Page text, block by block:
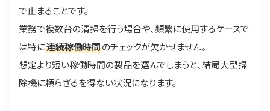
で止まることです。
業務で複数台の清掃を行う場合や、頻繁に使用するケースで
は特に連続稼働時間のチェックが欠かせません。
想定より短い稼働時間の製品を選んでしまうと、結局大型掃
除機に頼らざるを得ない状況になります。